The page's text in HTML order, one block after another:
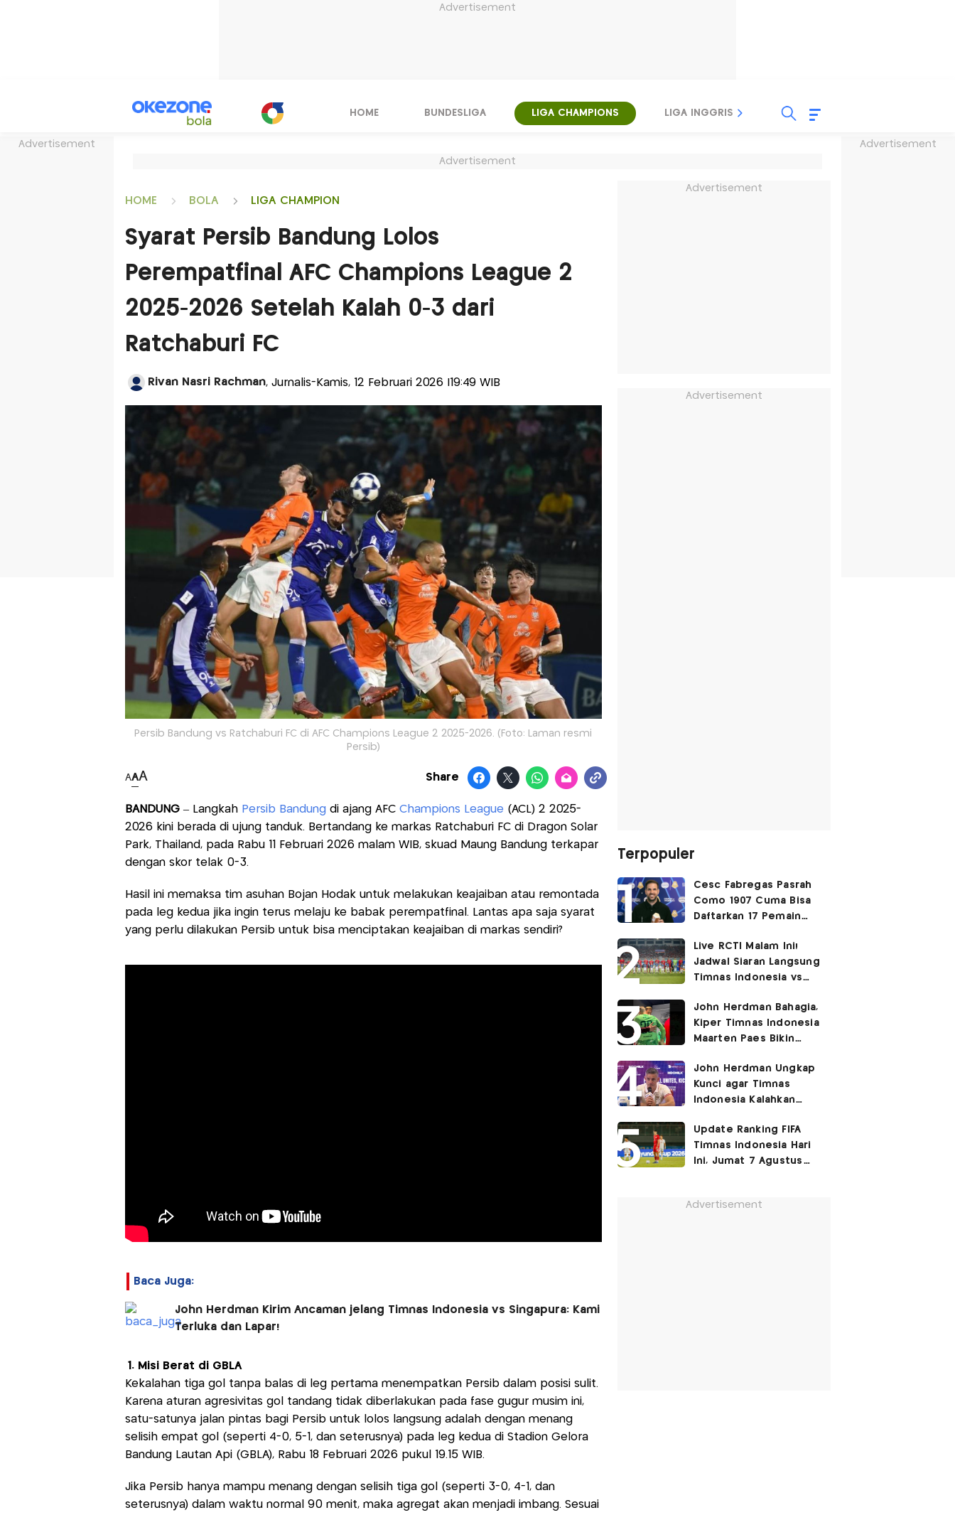
Advertisement
Advertisement Advertisement
HOME BUNDESLIGA LIGA CHAMPIONS LIGA INGGRIS LIGA ITALIA
Advertisement
HOME BOLA LIGA CHAMPION
Syarat Persib Bandung Lolos
Perempatfinal AFC Champions League 2
2025-2026 Setelah Kalah 0-3 dari
Ratchaburi FC
Rivan Nasri Rachman, Jurnalis-Kamis, 12 Februari 2026 |19:49 WIB
Persib Bandung vs Ratchaburi FC di AFC Champions League 2 2025-2026. (Foto: Laman resmi
Persib)
AAA Share
BANDUNG – Langkah Persib Bandungdi ajang AFC Champions League (ACL) 2 2025-
2026 kini berada di ujung tanduk. Bertandang ke markas Ratchaburi FC di Dragon Solar
Park, Thailand, pada Rabu 11 Februari 2026 malam WIB, skuad Maung Bandung terkapar
dengan skor telak 0-3.
Hasil ini memaksa tim asuhan Bojan Hodak untuk melakukan keajaiban atau remontada
pada leg kedua jika ingin terus melaju ke babak perempatfinal. Lantas apa saja syarat
yang perlu dilakukan Persib untuk bisa menciptakan keajaiban di markas sendiri?
Baca Juga:
John Herdman Kirim Ancaman jelang Timnas Indonesia vs Singapura: Kami
Terluka dan Lapar!
1. Misi Berat di GBLA
Kekalahan tiga gol tanpa balas di leg pertama menempatkan Persib dalam posisi sulit.
Karena aturan agresivitas gol tandang tidak diberlakukan pada fase gugur musim ini,
satu-satunya jalan pintas bagi Persib untuk lolos langsung adalah dengan menang
selisih empat gol (seperti 4-0, 5-1, dan seterusnya) pada leg kedua di Stadion Gelora
Bandung Lautan Api (GBLA), Rabu 18 Februari 2026 pukul 19.15 WIB.
Jika Persib hanya mampu menang dengan selisih tiga gol (seperti 3-0, 4-1, dan
seterusnya) dalam waktu normal 90 menit, maka agregat akan menjadi imbang. Sesuai
Advertisement
Advertisement
Terpopuler
Cesc Fabregas Pasrah
Como 1907 Cuma Bisa
Daftarkan 17 Pemain
2026-2027
Live RCTI Malam Ini!
Jadwal Siaran Langsung
Timnas Indonesia vs
2026: Laga Hidup Mati
John Herdman Bahagia,
Kiper Timnas Indonesia
Maarten Paes Bikin
Duduk di Bangku
Cadangan!
John Herdman Ungkap
Kunci agar Timnas
Indonesia Kalahkan
2026: Tenang tapi
Berapi-api
Update Ranking FIFA
Timnas Indonesia Hari
Ini, Jumat 7 Agustus
Advertisement